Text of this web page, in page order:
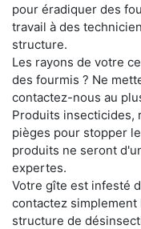
pour éradiquer des
travail à des
structure.
Les rayons de votre
des fourmis ? Ne
contactez-nous au
Produits insecticides,
pièges pour stopper
produits ne seront
expertes.
Votre gîte est infesté
contactez
structure de